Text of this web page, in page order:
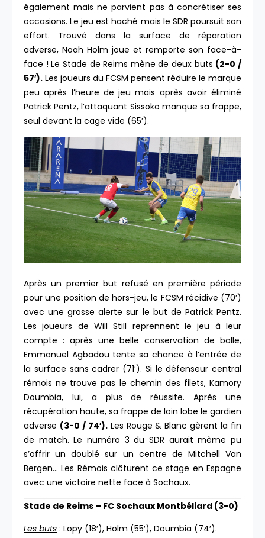
également mais ne parvient pas à concrétiser ses
occasions. Le jeu est haché mais le SDR poursuit son
effort. Trouvé dans la surface de réparation
adverse, Noah Holm joue et remporte son face-à-
face ! Le Stade de Reims mène de deux buts (2-0 /
57′). Les joueurs du FCSM pensent réduire le marque
peu après l’heure de jeu mais après avoir éliminé
Patrick Pentz, l’attaquant Sissoko manque sa frappe,
seul devant la cage vide (65′).
Après un premier but refusé en première période
pour une position de hors-jeu, le FCSM récidive (70′)
avec une grosse alerte sur le but de Patrick Pentz.
Les joueurs de Will Still reprennent le jeu à leur
compte : après une belle conservation de balle,
Emmanuel Agbadou tente sa chance à l’entrée de
la surface sans cadrer (71′). Si le défenseur central
rémois ne trouve pas le chemin des filets, Kamory
Doumbia, lui, a plus de réussite. Après une
récupération haute, sa frappe de loin lobe le gardien
adverse (3-0 / 74′).Les Rouge & Blanc gèrent la fin
de match. Le numéro 3 du SDR aurait même pu
s’offrir un doublé sur un centre de Mitchell Van
Bergen… Les Rémois clôturent ce stage en Espagne
avec une victoire nette face à Sochaux.
Stade de Reims – FC Sochaux Montbéliard (3-0)
Les buts : Lopy (18′), Holm (55′), Doumbia (74′).